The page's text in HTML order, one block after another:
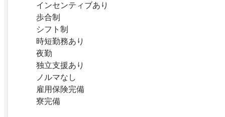
インセンティブあり
歩合制
シフト制
時短勤務あり
夜勤
独立支援あり
ノルマなし
雇用保険完備
寮完備